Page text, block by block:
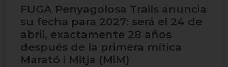
FUGA Penyagolosa Trails anuncia
su fecha para 2027: será el 24 de
abril, exactamente 28 años
después de la primera mítica
Marató i Mitja (MiM)